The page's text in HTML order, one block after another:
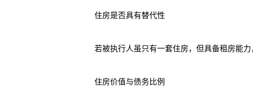
住房是否具有替代性
若被执行人虽只有一套住房，但具备租房能力
住房价值与债务比例